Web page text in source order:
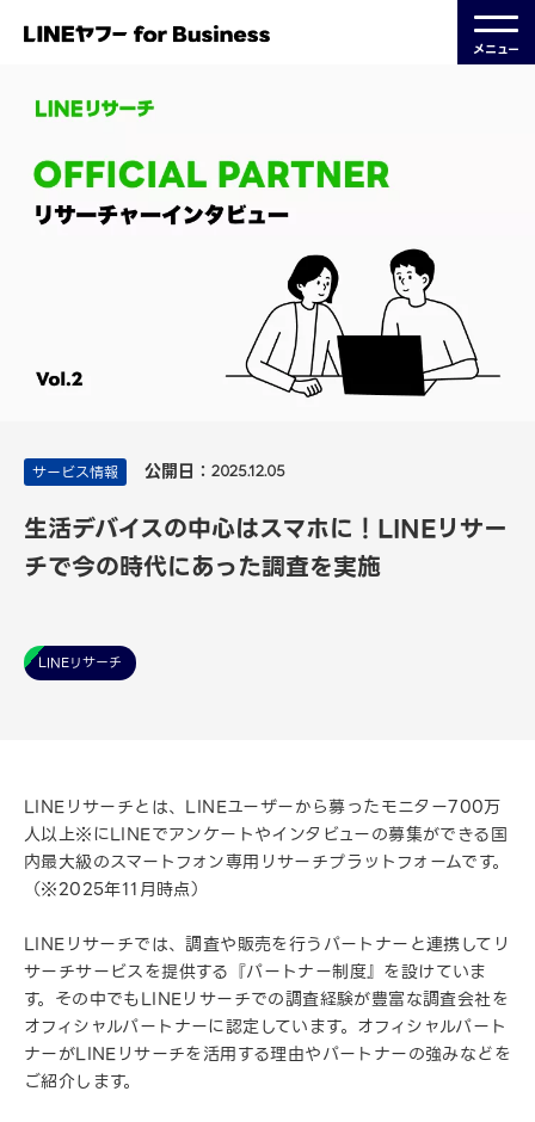
メニュー
サービス情報 公開日： 2025.12.05
生活デバイスの中心はスマホに！LINEリサー
チで今の時代にあった調査を実施
LINEリサーチ
LINEリサーチとは、LINEユーザーから募ったモニター700万
人以上※にLINEでアンケートやインタビューの募集ができる国
内最大級のスマートフォン専用リサーチプラットフォームです。
（※2025年11月時点）
LINEリサーチでは、調査や販売を行うパートナーと連携してリ
サーチサービスを提供する『パートナー制度』を設けていま
す。その中でもLINEリサーチでの調査経験が豊富な調査会社を
オフィシャルパートナーに認定しています。オフィシャルパート
ナーがLINEリサーチを活用する理由やパートナーの強みなどを
ご紹介します。